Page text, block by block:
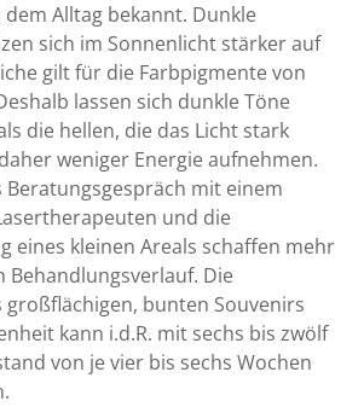
Alltag bekannt. Dunkle
sich im Sonnenlicht stärker auf
gilt für die Farbpigmente von
lassen sich dunkle Töne
die hellen, die das Licht stark
weniger Energie aufnehmen.
Beratungsgespräch mit einem
und die
eines kleinen Areals schaffen mehr
Behandlungsverlauf. Die
großflächigen, bunten Souvenirs
kann i.d.R. mit sechs bis zwölf
von je vier bis sechs Wochen